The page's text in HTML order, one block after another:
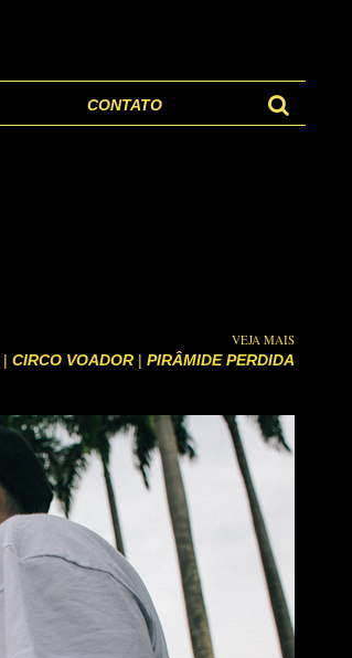
CONTATO
VEJA MAIS
| CIRCO VOADOR | PIRÂMIDE PERDIDA